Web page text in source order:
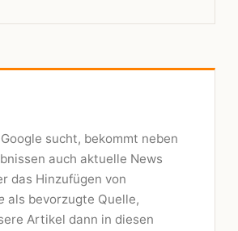
sucht, bekommt neben
auch aktuelle News
das Hinzufügen von
als bevorzugte Quelle,
Artikel dann in diesen